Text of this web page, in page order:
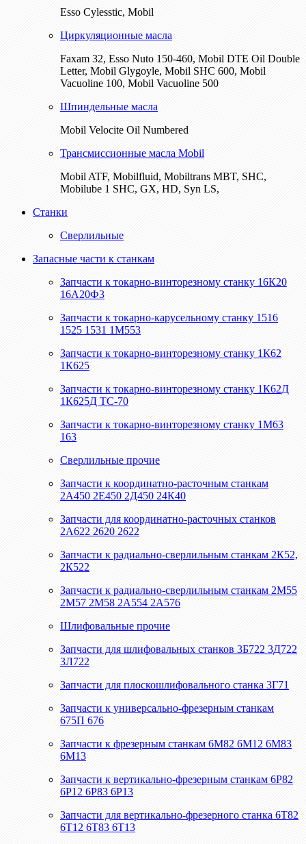
Esso Cylesstic, Mobil
Циркуляционные масла
Faxam 32, Esso Nuto 150-460, Mobil DTE Oil Double
Letter, Mobil Glygoyle, Mobil SHC 600, Mobil
Vacuoline 100, Mobil Vacuoline 500
Шпиндельные масла
Mobil Velocite Oil Numbered
Трансмиссионные масла Mobil
Mobil ATF, Mobilfluid, Mobiltrans MBT, SHC,
Mobilube 1 SHC, GX, HD, Syn LS,
Станки
Сверлильные
Запасные части к станкам
Запчасти к токарно-винторезному станку 16К20
16А20Ф3
Запчасти к токарно-карусельному станку 1516
1525 1531 1М553
Запчасти к токарно-винторезному станку 1К62
1К625
Запчасти к токарно-винторезному станку 1К62Д
1К625Д ТС-70
Запчасти к токарно-винторезному станку 1М63
163
Сверлильные прочие
Запчасти к координатно-расточным станкам
2А450 2Е450 2Д450 24К40
Запчасти для координатно-расточных станков
2А622 2620 2622
Запчасти к радиально-сверлильным станкам 2К52,
2К522
Запчасти к радиально-сверлильным станкам 2М55
2М57 2М58 2А554 2А576
Шлифовальные прочие
Запчасти для шлифовальных станков 3Б722 3Д722
3Л722
Запчасти для плоскошлифовального станка 3Г71
Запчасти к универсально-фрезерным станкам
675П 676
Запчасти к фрезерным станкам 6М82 6М12 6М83
6М13
Запчасти к вертикально-фрезерным станкам 6Р82
6Р12 6Р83 6Р13
Запчасти для вертикально-фрезерного станка 6Т82
6Т12 6Т83 6Т13